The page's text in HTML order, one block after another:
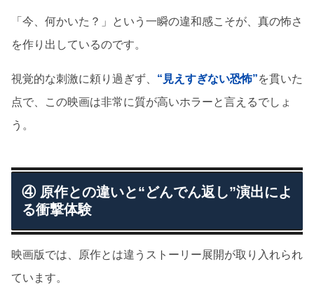
「今、何かいた？」という一瞬の違和感こそが、真の怖さ
を作り出しているのです。
視覚的な刺激に頼り過ぎず、 “見えすぎない恐怖”を貫いた
点で、この映画は非常に質が高いホラーと言えるでしょ
う。
④ 原作との違いと“どんでん返し”演出によ
る衝撃体験
映画版では、原作とは違うストーリー展開が取り入れられ
ています。